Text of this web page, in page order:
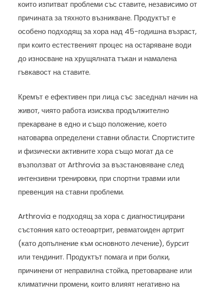
които изпитват проблеми със ставите, независимо от
причината за тяхното възникване. Продуктът е
особено подходящ за хора над 45-годишна възраст,
при които естественият процес на остаряване води
до износване на хрущялната тъкан и намалена
гъвкавост на ставите.
Кремът е ефективен при лица със заседнал начин на
живот, чиято работа изисква продължително
прекарване в едно и също положение, което
натоварва определени ставни области. Спортистите
и физически активните хора също могат да се
възползват от Arthrovia за възстановяване след
интензивни тренировки, при спортни травми или
превенция на ставни проблеми.
Arthrovia е подходящ за хора с диагностицирани
състояния като остеоартрит, ревматоиден артрит
(като допълнение към основното лечение), бурсит
или тендинит. Продуктът помага и при болки,
причинени от неправилна стойка, претоварване или
климатични промени, които влияят негативно на